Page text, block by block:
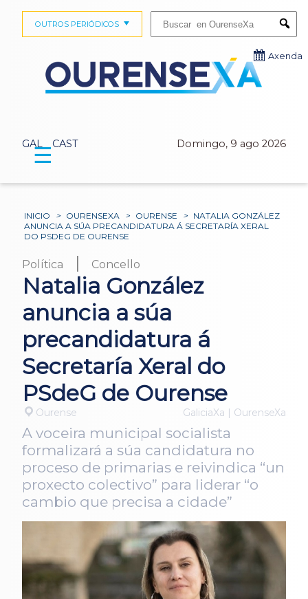
GAL CAST Domingo, 9 ago 2026
OUTROS PERIÓDICOS
Axenda
☰
INICIO > OURENSEXA > OURENSE > NATALIA GONZÁLEZ
ANUNCIA A SÚA PRECANDIDATURA Á SECRETARÍA XERAL
DO PSDEG DE OURENSE
Política | Concello
Natalia González
anuncia a súa
precandidatura á
Secretaría Xeral do
PSdeG de Ourense
Ourense GaliciaXa | OurenseXa
A voceira municipal socialista
formalizará a súa candidatura no
proceso de primarias e reivindica “un
proxecto colectivo” para liderar “o
cambio que precisa a cidade”